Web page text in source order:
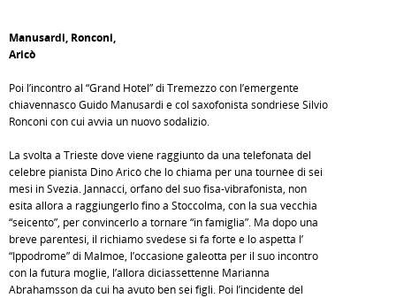
Manusardi, Ronconi,
Aricò
Poi l’incontro al “Grand Hotel” di Tremezzo con l’emergente
chiavennasco Guido Manusardi e col saxofonista sondriese Silvio
Ronconi con cui avvia un nuovo sodalizio.
La svolta a Trieste dove viene raggiunto da una telefonata del
celebre pianista Dino Aricò che lo chiama per una tournèe di sei
mesi in Svezia. Jannacci, orfano del suo fisa-vibrafonista, non
esita allora a raggiungerlo fino a Stoccolma, con la sua vecchia
“seicento”, per convincerlo a tornare “in famiglia”. Ma dopo una
breve parentesi, il richiamo svedese si fa forte e lo aspetta l’
“Ippodrome” di Malmoe, l’occasione galeotta per il suo incontro
con la futura moglie, l’allora diciassettenne Marianna
Abrahamsson da cui ha avuto ben sei figli. Poi l’incidente del